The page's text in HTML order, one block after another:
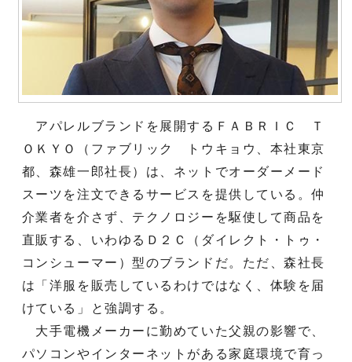
アパレルブランドを展開するＦＡＢＲＩＣ Ｔ
ＯＫＹＯ（ファブリック トウキョウ、本社東京
都、森雄一郎社長）は、ネットでオーダーメード
スーツを注文できるサービスを提供している。仲
介業者を介さず、テクノロジーを駆使して商品を
直販する、いわゆるＤ２Ｃ（ダイレクト・トゥ・
コンシューマー）型のブランドだ。ただ、森社長
は「洋服を販売しているわけではなく、体験を届
けている」と強調する。
大手電機メーカーに勤めていた父親の影響で、
パソコンやインターネットがある家庭環境で育っ